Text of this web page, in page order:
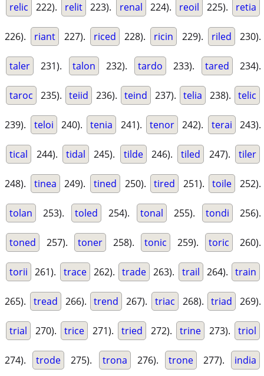
relic 222). relit 223). renal 224). reoil 225). retia
226). riant 227). riced 228). ricin 229). riled 230).
taler 231). talon 232). tardo 233). tared 234).
taroc 235). teiid 236). teind 237). telia 238). telic
239). teloi 240). tenia 241). tenor 242). terai 243).
tical 244). tidal 245). tilde 246). tiled 247). tiler
248). tinea 249). tined 250). tired 251). toile 252).
tolan 253). toled 254). tonal 255). tondi 256).
toned 257). toner 258). tonic 259). toric 260).
torii 261). trace 262). trade 263). trail 264). train
265). tread 266). trend 267). triac 268). triad 269).
trial 270). trice 271). tried 272). trine 273). triol
274). trode 275). trona 276). trone 277). india